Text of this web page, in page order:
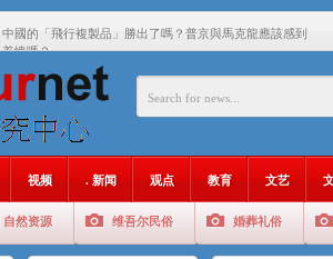
中國的「飛行複製品」勝出了嗎？普京與馬克龍應該感到
羞愧嗎？
我敬佩那些在土耳其崇拜中國的人……
聚焦维吾尔 | 伊利夏提：我为什么要学汉语
大一统情结使魏京生失去理智 / 伊利夏提
视频 . 新闻 观点 教育 文艺
自然资源 维吾尔民俗 婚葬礼俗